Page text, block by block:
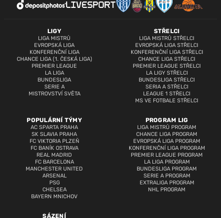
LIGY
LIGA MISTRŮ
EVROPSKÁ LIGA
KONFERENČNÍ LIGA
CHANCE LIGA (1. ČESKÁ LIGA)
PREMIER LEAGUE
LA LIGA
BUNDESLIGA
SERIE A
MISTROVSTVÍ SVĚTA
STŘELCI
LIGA MISTRŮ STŘELCI
EVROPSKÁ LIGA STŘELCI
KONFERENČNÍ LIGA STŘELCI
CHANCE LIGA STŘELCI
PREMIER LEAGUE STŘELCI
LA LIGY STŘELCI
BUNDESLIGA STŘELCI
SERIA A STŘELCI
LEAGUE 1 STŘELCI
MS VE FOTBALE STŘELCI
POPULÁRNÍ TÝMY
AC SPARTA PRAHA
SK SLAVIA PRAHA
FC VIKTORIA PLZEŇ
FC BANÍK OSTRAVA
REAL MADRID
FC BARCELONA
MANCHESTER UNITED
ARSENAL
PSG
CHELSEA
BAYERN MNICHOV
PROGRAM LIG
LIGA MISTRŮ PROGRAM
CHANCE LIGA PROGRAM
EVROPSKÁ LIGA PROGRAM
KONFERENČNÍ LIGA PROGRAM
PREMIER LEAGUE PROGRAM
LA LIGA PROGRAM
BUNDESLIGA PROGRAM
SERIE A PROGRAM
EXTRALIGA PROGRAM
NHL PROGRAM
SÁZENÍ